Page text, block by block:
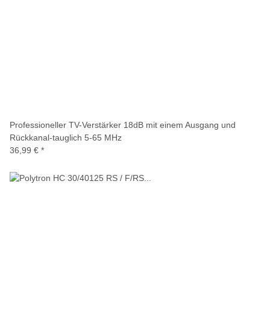
Professioneller TV-Verstärker 18dB mit einem Ausgang und
Rückkanal-tauglich 5-65 MHz
36,99 € *